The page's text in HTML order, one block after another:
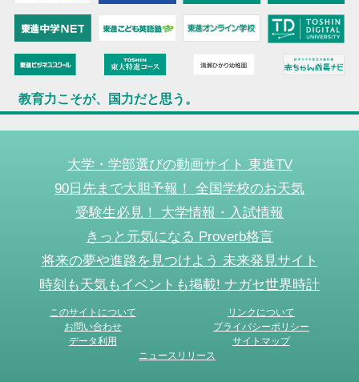
教育力こそが、国力だと思う。
大学・学部選びの動画サイト 東進TV
90日先まで大胆予報！ 全国学校のお天気
受験生必見！ 大学情報・入試情報
きっと元気になる Proverb格言
将来の夢や進路を見つけよう 未来発見サイト
時刻も天気もイベントも掲載! ナガセ世界時計
このサイトについて
リンクについて
お問い合わせ
プライバシーポリシー
データ利用
サイトマップ
ニュースリリース